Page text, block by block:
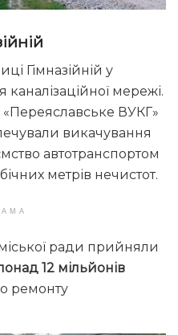
Гімназійній у
каналізаційної мережі.
ВУКГ»
викачування
автотранспортом
метрів нечистот.
ради прийняли
12 мільйонів
ремонту